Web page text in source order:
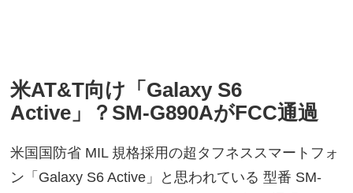
米AT&T向け「Galaxy S6
Active」？SM-G890AがFCC通過
米国国防省 MIL 規格採用の超タフネススマートフォ
ン「Galaxy S6 Active」と思われている 型番 SM-